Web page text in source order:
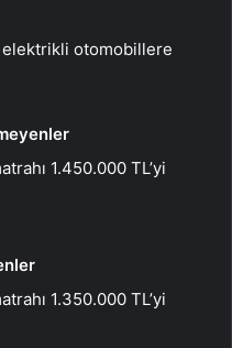
elektrikli otomobillere
1.450.000 TL’yi
1.350.000 TL’yi